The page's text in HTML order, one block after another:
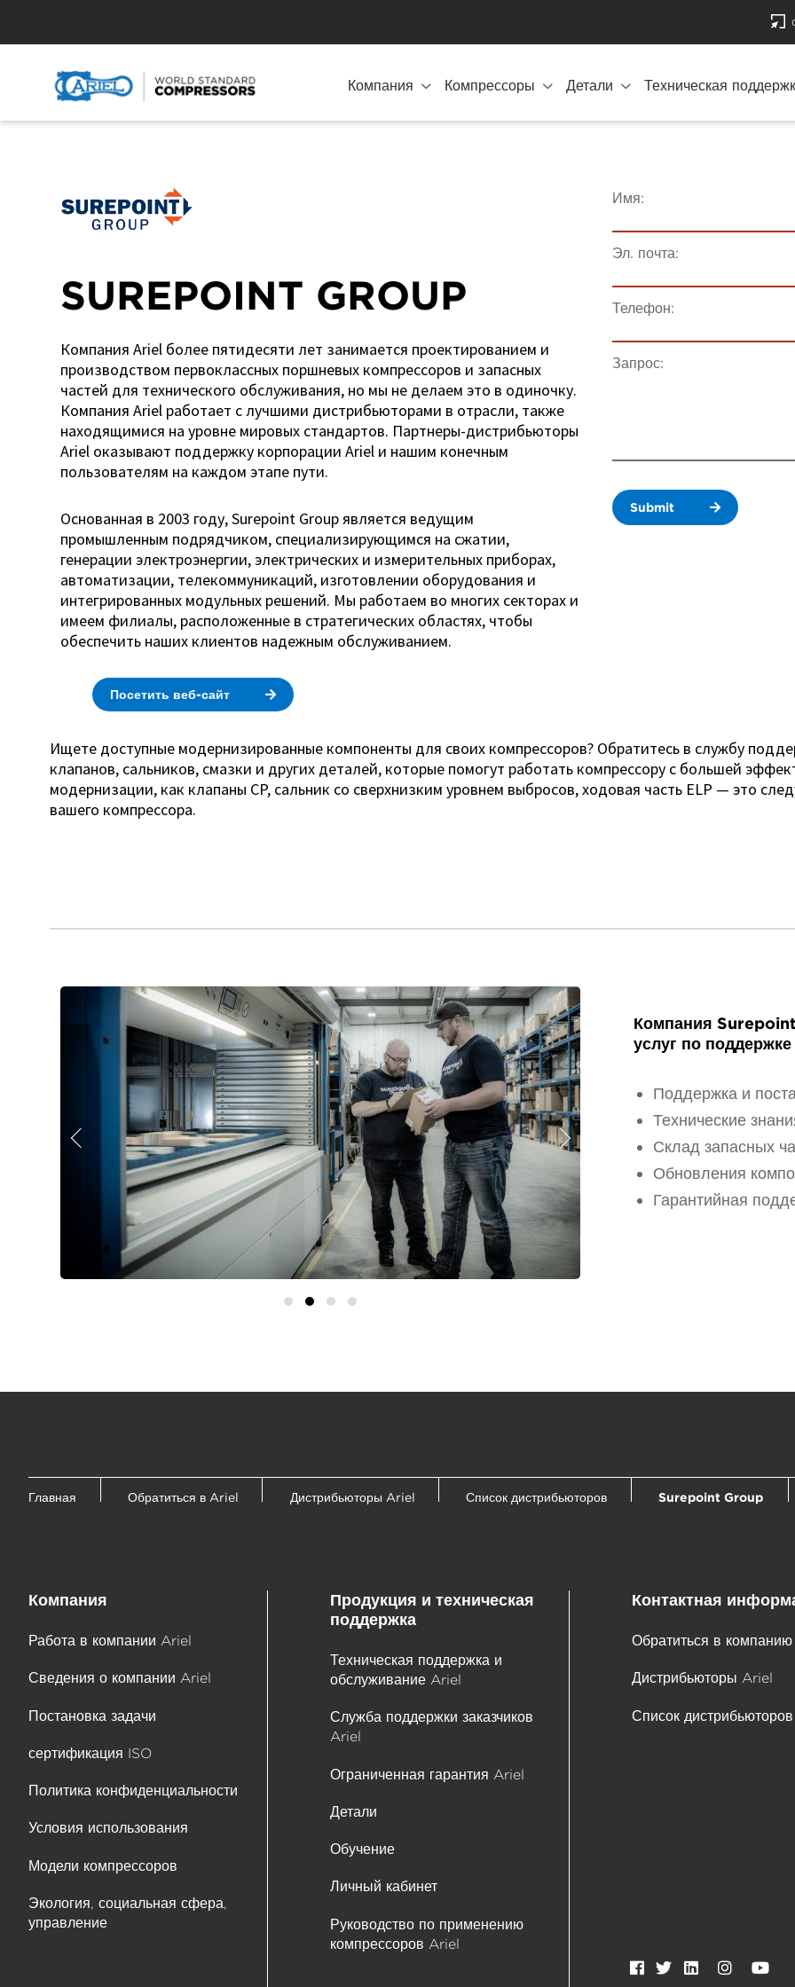
Компания Компрессоры Детали Техническая
SUREPOINT GROUP
Компания Ariel более пятидесяти лет занимается проектированием и
производством первоклассных поршневых компрессоров и запасных
частей для технического обслуживания, но мы не делаем это в одиночку.
Компания Ariel работает с лучшими дистрибьюторами в отрасли, также
находящимися на уровне мировых стандартов. Партнеры-дистрибьюторы
Ariel оказывают поддержку корпорации Ariel и нашим конечным
пользователям на каждом этапе пути.
Основанная в 2003 году, Surepoint Group является ведущим
промышленным подрядчиком, специализирующимся на сжатии,
генерации электроэнергии, электрических и измерительных приборах,
автоматизации, телекоммуникаций, изготовлении оборудования и
интегрированных модульных решений. Мы работаем во многих секторах и
имеем филиалы, расположенные в стратегических областях, чтобы
обеспечить наших клиентов надежным обслуживанием.
Посетить веб-сайт
Имя:
Эл. почта:
Телефон:
Запрос:
Submit
Ищете доступные модернизированные компоненты для своих компрессоров? Обратитесь в службу
клапанов, сальников, смазки и других деталей, которые помогут работать компрессору с большей
модернизации, как клапаны CP, сальник со сверхнизким уровнем выбросов, ходовая часть ELP — это
вашего компрессора.
Назад Далее
Компания
услуг по
Поддержка и
Технические
Склад запасных
Обновления
Гарантийная
Главная Обратиться в Ariel Дистрибьюторы Ariel Список дистрибьюторов Surepoint Group
Компания
Работа в компании Ariel
Сведения о компании Ariel
Постановка задачи
сертификация ISO
Политика конфиденциальности
Условия использования
Модели компрессоров
Экология, социальная сфера,
управление
Продукция и техническая
поддержка
Техническая поддержка и
обслуживание Ariel
Служба поддержки заказчиков
Ariel
Ограниченная гарантия Ariel
Детали
Обучение
Личный кабинет
Руководство по применению
компрессоров Ariel
Контактная
Обратиться в
Дистрибьюторы Ariel
Список дистрибьюторов